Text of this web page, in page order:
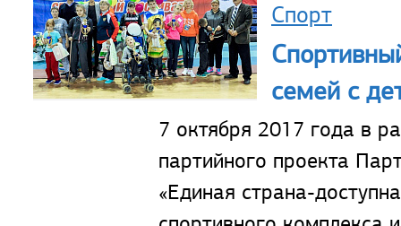
Спорт
семей с
7 октября 2017 года в
партийного проекта
«Единая страна-